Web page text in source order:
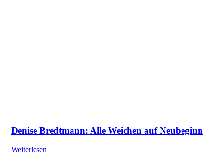
Denise Bredtmann: Alle Weichen auf Neubeginn
Weiterlesen